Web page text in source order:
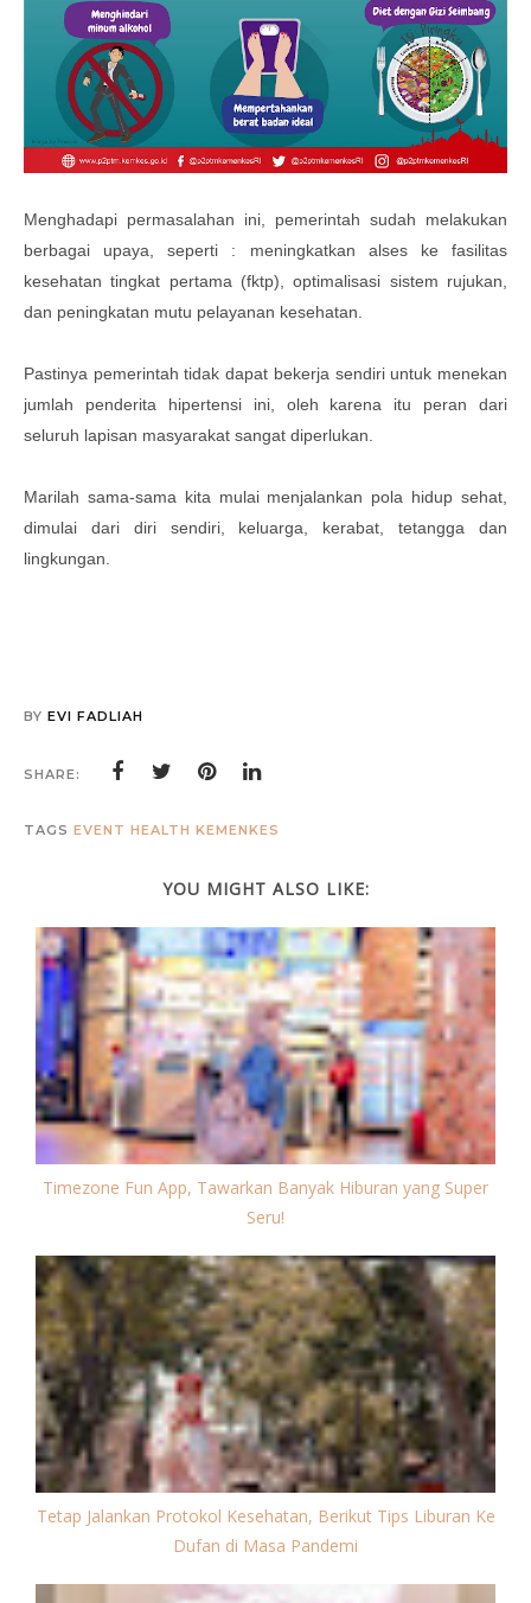
Menghadapi permasalahan ini, pemerintah sudah melakukan
berbagai upaya, seperti : meningkatkan alses ke fasilitas
kesehatan tingkat pertama (fktp), optimalisasi sistem rujukan,
dan peningkatan mutu pelayanan kesehatan.
Pastinya pemerintah tidak dapat bekerja sendiri untuk menekan
jumlah penderita hipertensi ini, oleh karena itu peran dari
seluruh lapisan masyarakat sangat diperlukan.
Marilah sama-sama kita mulai menjalankan pola hidup sehat,
dimulai dari diri sendiri, keluarga, kerabat, tetangga dan
lingkungan.
BY EVI FADLIAH
SHARE:
TAGS EVENT HEALTH KEMENKES
YOU MIGHT ALSO LIKE:
Timezone Fun App, Tawarkan Banyak Hiburan yang Super
Seru!
Tetap Jalankan Protokol Kesehatan, Berikut Tips Liburan Ke
Dufan di Masa Pandemi